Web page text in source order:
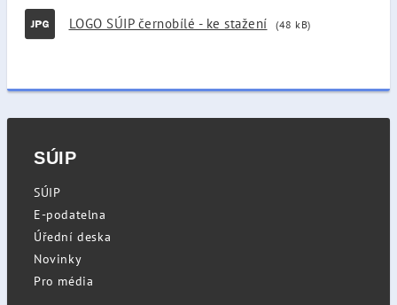
LOGO SÚIP černobílé - ke stažení (48 kB)
SÚIP
SÚIP
E-podatelna
Úřední deska
Novinky
Pro média